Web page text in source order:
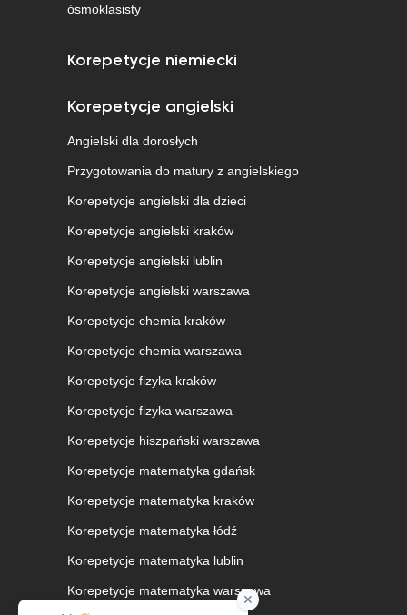
ósmoklasisty
Korepetycje niemiecki
Korepetycje angielski
Angielski dla dorosłych
Przygotowania do matury z angielskiego
Korepetycje angielski dla dzieci
Korepetycje angielski kraków
Korepetycje angielski lublin
Korepetycje angielski warszawa
Korepetycje chemia kraków
Korepetycje chemia warszawa
Korepetycje fizyka kraków
Korepetycje fizyka warszawa
Korepetycje hiszpański warszawa
Korepetycje matematyka gdańsk
Korepetycje matematyka kraków
Korepetycje matematyka łódź
Korepetycje matematyka lublin
Korepetycje matematyka warszawa